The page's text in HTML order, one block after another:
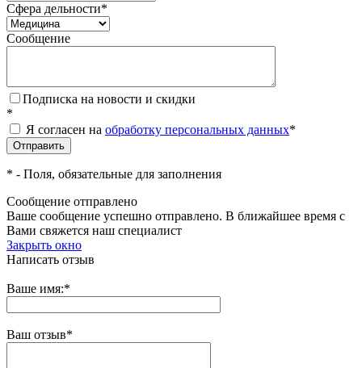
Сфера дельности*
Сообщение
Подписка на новости и скидки
*
Я согласен на обработку персональных данных*
* - Поля, обязательные для заполнения
Сообщение отправлено
Ваше сообщение успешно отправлено. В ближайшее время с
Вами свяжется наш специалист
Закрыть окно
Написать отзыв
Ваше имя:*
Ваш отзыв*